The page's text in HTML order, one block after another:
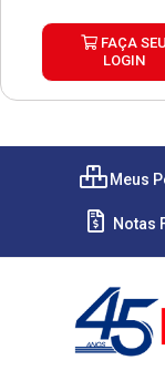
FAÇA SEU
LOGIN
Meus
Notas